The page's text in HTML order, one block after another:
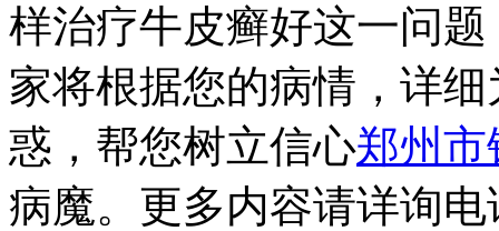
样治疗牛皮癣好这一问
家将根据您的病情，详
惑，帮您树立信心郑州
病魔。更多内容请详询电